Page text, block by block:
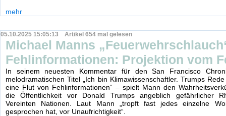
mehr
05.10.2025 15:05:13 Artikel 654 mal gelesen
Michael Manns
Fehlinformationen: Projektion vom
In seinem neuesten Kommentar für den San Francisco
melodramatischen Titel „Ich bin Klimawissenschaftler. Trumps
eine Flut von Fehlinformationen“ – spielt Mann den
die Öffentlichkeit vor Donald Trumps angeblich gefährlicher
Vereinten Nationen. Laut Mann „tropft fast jedes einzelne
gesprochen hat, vor Unaufrichtigkeit“.